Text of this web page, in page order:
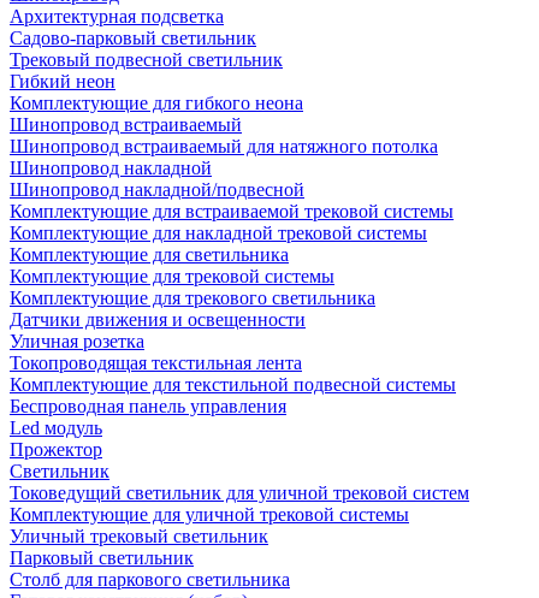
Архитектурная подсветка
Садово-парковый светильник
Трековый подвесной светильник
Гибкий неон
Комплектующие для гибкого неона
Шинопровод встраиваемый
Шинопровод встраиваемый для натяжного потолка
Шинопровод накладной
Шинопровод накладной/подвесной
Комплектующие для встраиваемой трековой системы
Комплектующие для накладной трековой системы
Комплектующие для светильника
Комплектующие для трековой системы
Комплектующие для трекового светильника
Датчики движения и освещенности
Уличная розетка
Токопроводящая текстильная лента
Комплектующие для текстильной подвесной системы
Беспроводная панель управления
Led модуль
Прожектор
Светильник
Токоведущий светильник для уличной трековой систем
Комплектующие для уличной трековой системы
Уличный трековый светильник
Парковый светильник
Столб для паркового светильника